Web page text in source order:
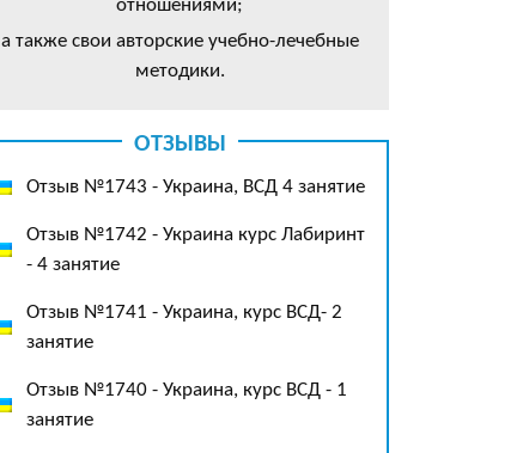
отношениями;
а также свои авторские учебно-лечебные
методики.
ОТЗЫВЫ
Отзыв №1743 - Украина, ВСД 4 занятие
Отзыв №1742 - Украина курс Лабиринт
- 4 занятие
Отзыв №1741 - Украина, курс ВСД- 2
занятие
Отзыв №1740 - Украина, курс ВСД - 1
занятие